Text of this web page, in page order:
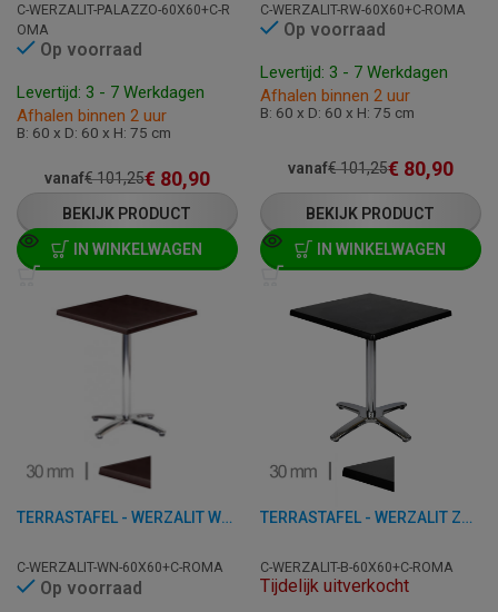
C-WERZALIT-PALAZZO-60X60+C-R
OMA
Op voorraad
Levertijd: 3 - 7 Werkdagen
Afhalen binnen 2 uur
B: 60 x D: 60 x H: 75 cm
vanaf€101,25€ 80,90
BEKIJK PRODUCT
IN WINKELWAGEN
C-WERZALIT-RW-60X60+C-ROMA
Op voorraad
Levertijd: 3 - 7 Werkdagen
Afhalen binnen 2 uur
B: 60 x D: 60 x H: 75 cm
vanaf€101,25€ 80,90
BEKIJK PRODUCT
IN WINKELWAGEN
TERRASTAFEL - WERZALIT WENGÉ - 60X60 CM
C-WERZALIT-WN-60X60+C-ROMA
Op voorraad
TERRASTAFEL - WERZALIT ZWART - 60X60 CM
C-WERZALIT-B-60X60+C-ROMA
Tijdelijk uitverkocht